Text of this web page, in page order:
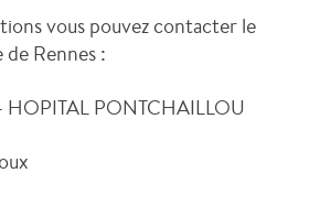
vous pouvez contacter le
Rennes :
HOPITAL PONTCHAILLOU